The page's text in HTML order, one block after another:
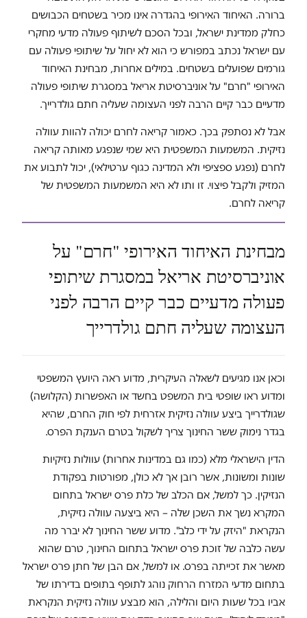
ברורה. האיחוד האירופי בהגדרה אינו מכיר בשטחים הכבושים
כחלק ממדינת ישראל, ובכל הסכם לשיתוף פעולה מדעי מחקרי
עם ישראל נכתב במפורש כי הוא לא יחול על שיתופי פעולה עם
גורמים שפועלים בשטחים. במילים אחרות, מבחינת האיחוד
האירופי "חרם" על אוניברסיטת אריאל במסגרת שיתופי פעולה
מדעיים כבר קיים הרבה לפני העצומה שעליה חתם גולדרייך.
אבל לא נסתפק בכך. כאמור קריאה לחרם יכולה להוות עוולה
נזיקית. המשמעות המשפטית היא שמי שנפגע מאותה קריאה
לחרם (נפגע ספציפי ולא המדינה כגוף ערטילאי), יכול לתבוע את
המזיק ולקבל פיצוי. זו ותו לא היא המשמעות המשפטית של
קריאה לחרם.
מבחינת האיחוד האירופי "חרם" על
אוניברסיטת אריאל במסגרת שיתופי
פעולה מדעיים כבר קיים הרבה לפני
העצומה שעליה חתם גולדרייך
וכאן אנו מגיעים לשאלה העיקרית, מדוע ראה היועץ המשפטי
ומדוע ראו שופטי בית המשפט בחשד או האפשרות (הקלושה)
שגולדרייך ביצע עוולה נזיקית אזרחית לפי חוק החרם, שהיא
בגדר נימוק ששר החינוך צריך לשקול בטרם הענקת הפרס.
הדין הישראלי מלא (כמו גם במדינות אחרות) עוולות נזיקיות
שונות ומשונות, אשר רובן אך לא כולן, מפורטות בפקודת
הנזיקין. כך למשל, אם הכלב של כלת פרס ישראל בתחום
המקרא נשך את השכן שלה – היא ביצעה עוולה נזיקית,
הנקראת "היזק על ידי כלב". מדוע ששר החינוך לא יברר מה
עשה כלבה של זוכת פרס ישראל בתחום החינוך, טרם שהוא
מאשר את זכייתה בפרס. או למשל, אם הבן של חתן פרס ישראל
בתחום מדעי המזרח הרחוק נוהג לתופף בתופים בדירתו של
אביו בכל שעות היום והלילה, הוא מבצע עוולה נזיקית הנקראת